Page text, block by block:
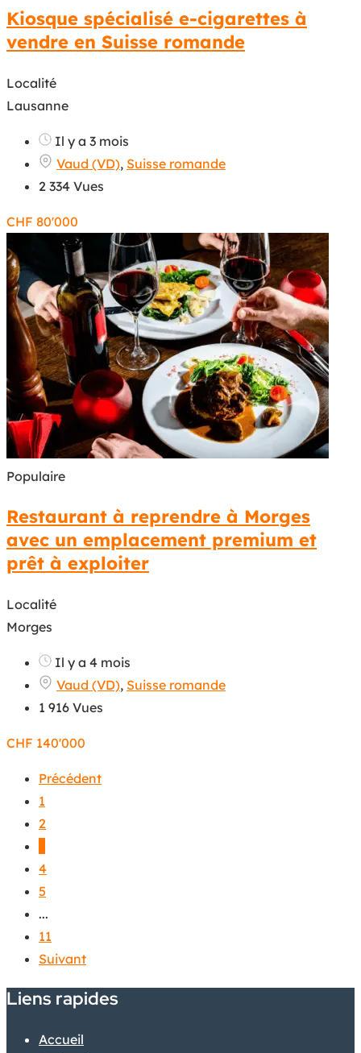
Kiosque spécialisé e-cigarettes à
vendre en Suisse romande
Localité
Lausanne
Il y a 3 mois
Vaud (VD), Suisse romande
2 334 Vues
CHF 80'000
Populaire
Restaurant à reprendre à Morges
avec un emplacement premium et
prêt à exploiter
Localité
Morges
Il y a 4 mois
Vaud (VD), Suisse romande
1 916 Vues
CHF 140'000
Précédent
1
2
4
5
...
11
Suivant
Liens rapides
Accueil